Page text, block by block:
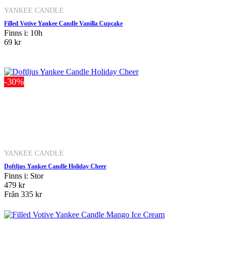
YANKEE CANDLE
Filled Votive Yankee Candle Vanilla Cupcake
Finns i: 10h
69 kr
-30%
YANKEE CANDLE
Doftljus Yankee Candle Holiday Cheer
Finns i: Stor
479 kr
Från 335 kr